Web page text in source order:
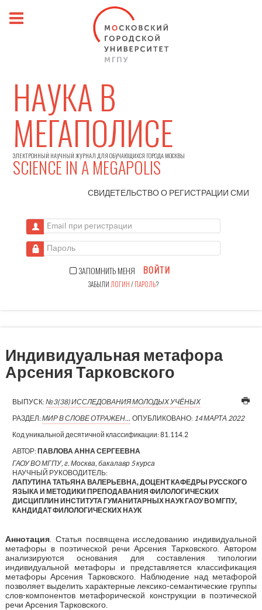
НАУКА В
МЕГАПОЛИСЕ
ЭЛЕКТРОННЫЙ НАУЧНЫЙ ЖУРНАЛ ДЛЯ ОБУЧАЮЩИХСЯ ГОРОДА МОСКВЫ
SCIENCE IN A MEGAPOLIS
СВИДЕТЕЛЬСТВО О РЕГИСТРАЦИИСМИ
Email при регистрации
Пароль
ЗАПОМНИТЬ МЕНЯ ВОЙТИ
ЗАБЫЛИ ЛОГИН/ПАРОЛЬ?
Индивидуальная метафора
Арсения Тарковского
ВЫПУСК:№3(38) ИССЛЕДОВАНИЯ МОЛОДЫХ УЧЁНЫХ
РАЗДЕЛ:МИР В СЛОВЕ ОТРАЖЕН… ОПУБЛИКОВАНО: 14 МАРТА 2022
Код уникальной десятичной классификации:81.114.2
АВТОР:ПАВЛОВА АННА СЕРГЕЕВНА
ГАОУ ВО МГПУ, г. Москва, бакалавр 5 курса
НАУЧНЫЙ РУКОВОДИТЕЛЬ:
ЛАПУТИНА ТАТЬЯНА ВАЛЕРЬЕВНА, ДОЦЕНТ КАФЕДРЫ РУССКОГО
ЯЗЫКА И МЕТОДИКИ ПРЕПОДАВАНИЯ ФИЛОЛОГИЧЕСКИХ
ДИСЦИПЛИН ИНСТИТУТА ГУМАНИТАРНЫХ НАУК ГАОУ ВО МГПУ,
КАНДИДАТ ФИЛОЛОГИЧЕСКИХ НАУК
Аннотация. Статья посвящена исследованию индивидуальной
метафоры в поэтической речи Арсения Тарковского. Автором
анализируются основания для составления типологии
индивидуальной метафоры и представляется классификация
метафоры Арсения Тарковского. Наблюдение над метафорой
позволяет выделить характерные лексико-семантические группы
слов-компонентов метафорической конструкции в поэтической
речи Арсения Тарковского.